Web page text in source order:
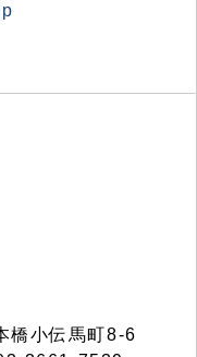
小伝馬町8-6